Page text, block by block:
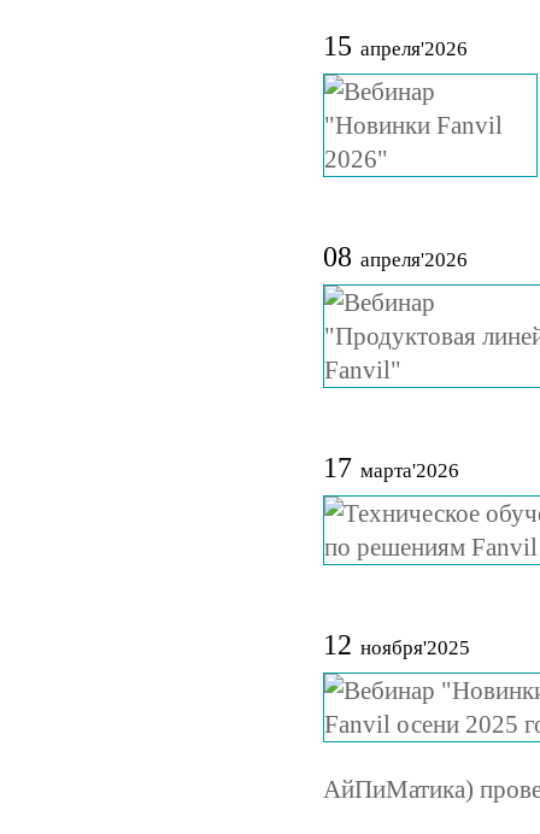
15 апреля'2026
08 апреля'2026
17 марта'2026
12 ноября'2025
АйПиМатика)